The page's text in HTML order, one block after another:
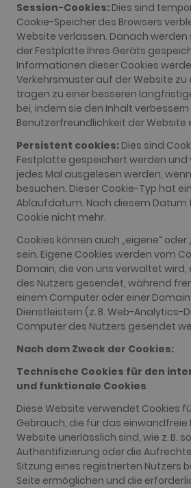
Session-Cookies: Dies sind
Cookie-Speicher des Browsers
Website verlassen. Danach
der Festplatte Ihres Geräts
Informationen dieser Cookies
Verkehrsmuster auf der Website zu
tragen zu einer besseren
bei, indem sie den Inhalt
Benutzerfreundlichkeit der Website
Persistent cookies: Dies sind
Festplatte gespeichert werden und
jedes Mal ausgelesen werden,
besuchen. Dieser Cookie-Typ hat
Ablaufdatum. Nach diesem Datum
Cookie nicht mehr.
Cookies können auch „eigene“ oder
sein. Eigene Cookies werden vom
Domain, die von uns verwaltet
des Nutzers gesendet, während
einem Computer oder einer
Dienstleistern (z. B. Web-Analytics-
Computer des Nutzers gesendet
Nach dem Zweck der Cookies:
Technische Cookies für den
und funktionale Cookies
Diese Website verwendet Cookies
Gebrauch, die für das einwandfreie
Website unerlässlich sind, wie z. B.
Authentifizierung oder die
Sitzung eines registrierten Nutzers
Seite ermöglichen und die